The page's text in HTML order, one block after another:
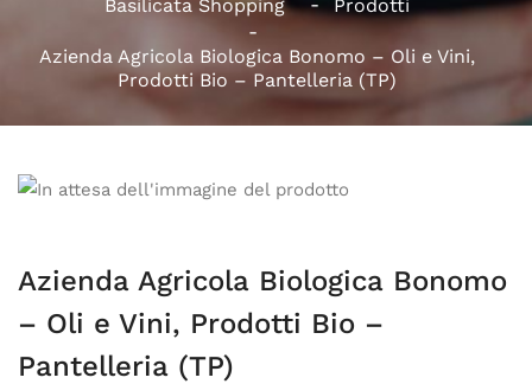
Basilicata Shopping Prodotti
Azienda Agricola Biologica Bonomo – Oli e Vini,
Prodotti Bio – Pantelleria (TP)
Azienda Agricola Biologica Bonomo
– Oli e Vini, Prodotti Bio –
Pantelleria (TP)